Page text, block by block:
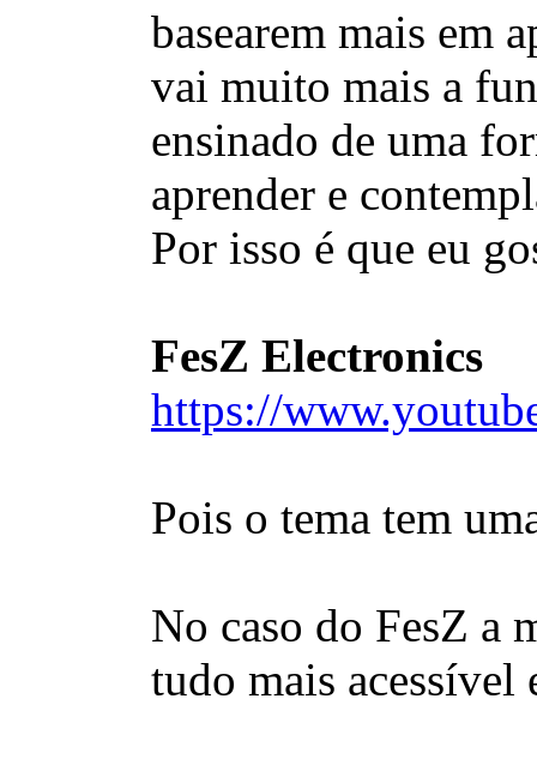
basearem mais em
vai muito mais a
ensinado de uma
aprender e
Por isso é que eu
FesZ Electronics
https://
Pois o tema tem
No caso do FesZ a
tudo mais acessível